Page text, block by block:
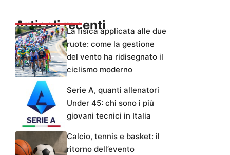
Articoli recentiLa fisica applicata alle due
ruote: come la gestione
del vento ha ridisegnato il
ciclismo moderno
Serie A, quanti allenatori
Under 45: chi sono i più
giovani tecnici in Italia
Calcio, tennis e basket: il
ritorno dell’evento